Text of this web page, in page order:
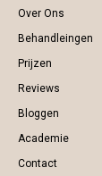
Over Ons
Behandleingen
Prijzen
Reviews
Bloggen
Academie
Contact